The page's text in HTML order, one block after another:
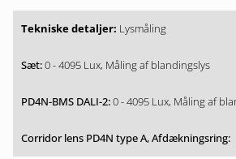
Lysmåling
0 - 4095 Lux, Måling af blandingslys
0 - 4095 Lux, Måling af